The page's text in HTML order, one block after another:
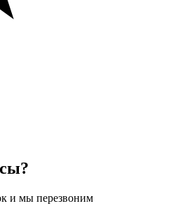
и мы перезвоним